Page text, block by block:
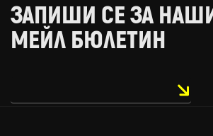
ЗАПИШИ СЕ ЗА
МЕЙЛ БЮЛЕТИН